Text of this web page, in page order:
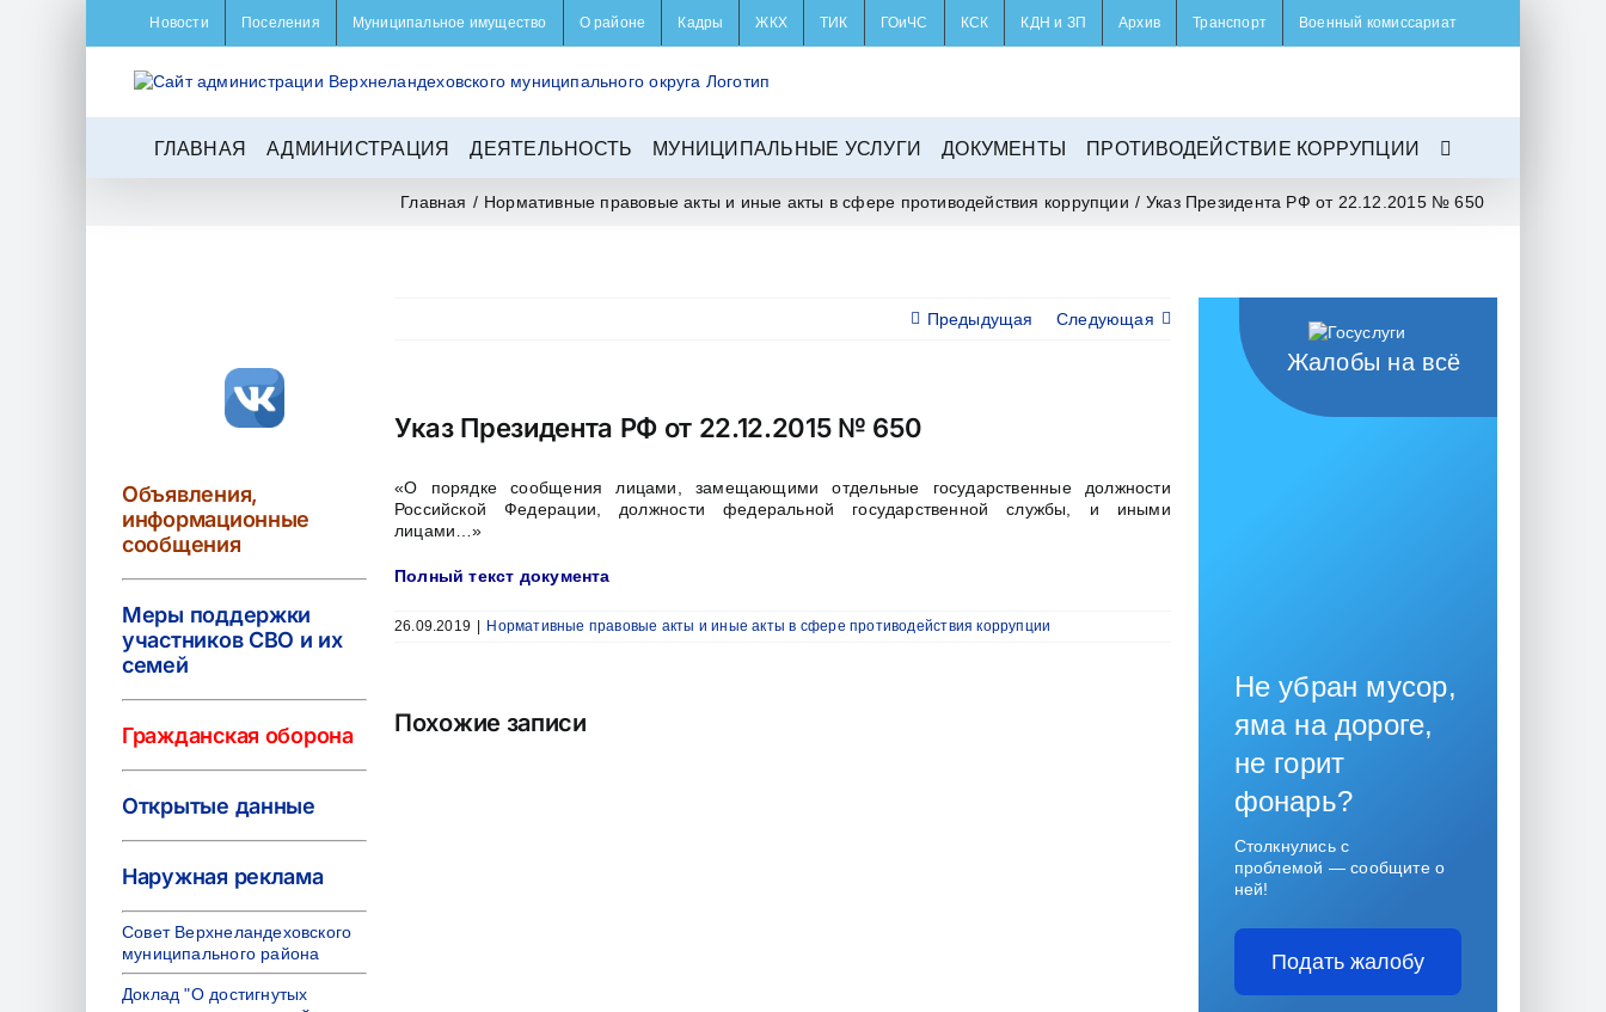
Новости Поселения Муниципальное имущество О районе Кадры ЖКХ ТИК ГОиЧС КСК КДН и ЗП Архив Транспорт Военный комиссариат
ГЛАВНАЯ АДМИНИСТРАЦИЯ ДЕЯТЕЛЬНОСТЬ МУНИЦИПАЛЬНЫЕ УСЛУГИ ДОКУМЕНТЫ ПРОТИВОДЕЙСТВИЕ КОРРУПЦИИ
Главная / Нормативные правовые акты и иные акты в сфере противодействия коррупции / Указ Президента РФ от 22.12.2015 № 650
Предыдущая Следующая
Указ Президента РФ от 22.12.2015 № 650
«О порядке сообщения лицами, замещающими отдельные государственные должности
Российской Федерации, должности федеральной государственной службы, и иными
лицами…»
Полный текст документа
26.09.2019 Нормативные правовые акты и иные акты в сфере противодействия коррупции
Похожие записи
Объявления,
информационные
сообщения
Меры поддержки
участников СВО и их
семей
Гражданская оборона
Открытые данные
Наружная реклама
Совет Верхнеландеховского
муниципального района
Доклад "О достигнутых
Жалобы на всё
Не убран мусор,
яма на дороге,
не горит
фонарь?
Столкнулись с
проблемой — сообщите о
ней!
Подать жалобу